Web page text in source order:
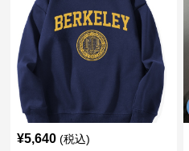
¥5,640 (税込)